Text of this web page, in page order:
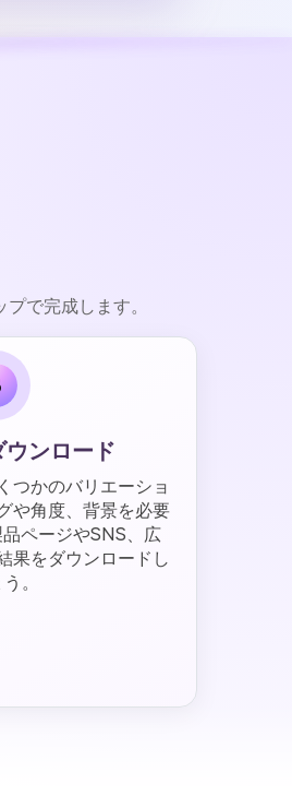
で完成します。
ンロード
つかのバリエーショ
や角度、背景を必要
ページやSNS、広
果をダウンロードし
。